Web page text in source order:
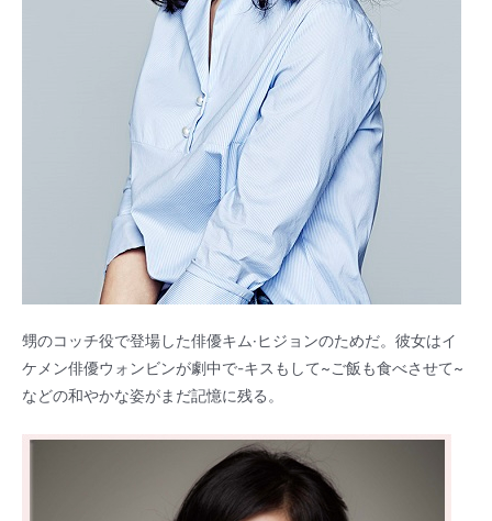
甥のコッチ役で登場した俳優キム·ヒジョンのためだ。彼女はイ
ケメン俳優ウォンビンが劇中で-キスもして~ご飯も食べさせて~
などの和やかな姿がまだ記憶に残る。